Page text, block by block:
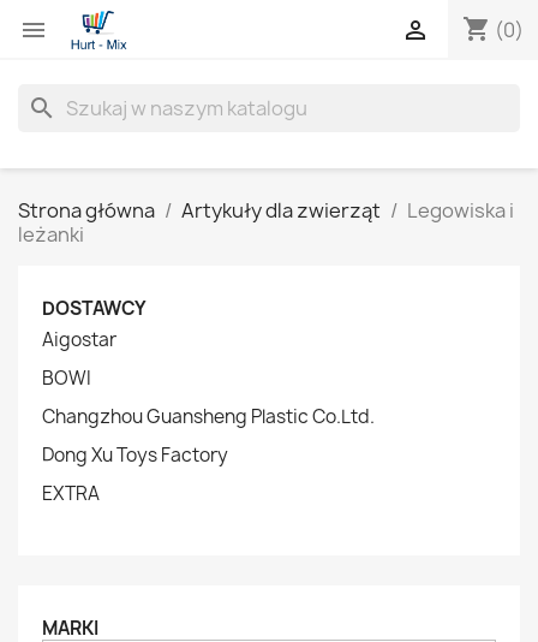
 shopping_cart (0)

search
Strona główna Artykuły dla zwierząt
Legowiska i
leżanki
DOSTAWCY
Aigostar
BOWI
Changzhou Guansheng Plastic Co.Ltd.
Dong Xu Toys Factory
EXTRA
MARKI